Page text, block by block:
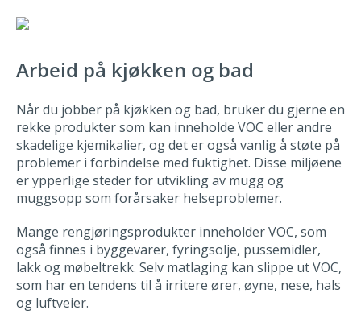
Arbeid på kjøkken og bad
Når du jobber på kjøkken og bad, bruker du gjerne en
rekke produkter som kan inneholde VOC eller andre
skadelige kjemikalier, og det er også vanlig å støte på
problemer i forbindelse med fuktighet. Disse miljøene
er ypperlige steder for utvikling av mugg og
muggsopp som forårsaker helseproblemer.
Mange rengjøringsprodukter inneholder VOC, som
også finnes i byggevarer, fyringsolje, pussemidler,
lakk og møbeltrekk. Selv matlaging kan slippe ut VOC,
som har en tendens til å irritere ører, øyne, nese, hals
og luftveier.